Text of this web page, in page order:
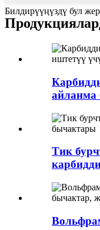
Билдирүүңүздү бул
айланма
Тик